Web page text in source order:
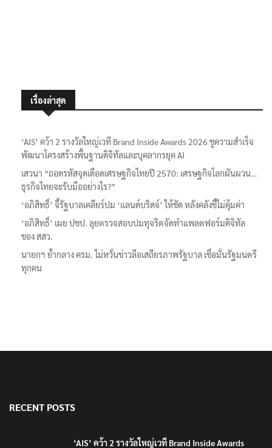
เรื่องล่าสุด
‘AIS’ คว้า 2 รางวัลใหญ่เวที Brand Inside Awards 2026 ชูความสำเร็จ
พัฒนาโครงสร้างพื้นฐานดิจิทัลและบุคลากรยุค AI
เสวนา “ถอดรหัสจุดเดือดเศรษฐกิจไทยปี 2570: เศรษฐกิจโลกผันผวน…
ธุรกิจไทยจะรับมืออย่างไร?”
‘อภิสิทธิ์’ จี้รัฐบาลเคลียร์ปม ‘แลนด์บริดจ์’ ให้ชัด หลังคลังชี้ไม่คุ้มค่า
‘อภิสิทธิ์’ เผย ปชป. ลุยตรวจสอบปมทุจริตจัดทำแพลตฟอร์มดิจิทัล
ของ สสว.
นายกฯ ย้ำกลาง ครม. ไม่หวั่นข่าวลือเสถียรภาพรัฐบาล เชื่อมั่นรัฐมนตรี
ทุกคน
RECENT POSTS
‘AIS’ คว้า 2 รางวัลใหญ่เวที Brand Inside Awards